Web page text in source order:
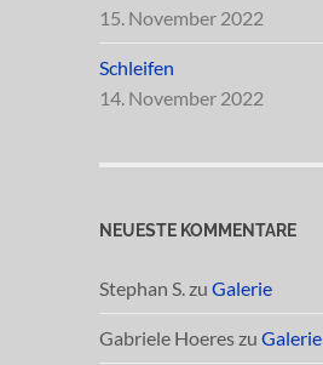
15. November 2022
Schleifen
14. November 2022
NEUESTE KOMMENTARE
Stephan S. zu Galerie
Gabriele Hoereszu Galerie